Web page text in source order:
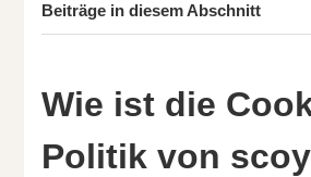
Beiträge in diesem Abschnitt
Wie ist die
Politik von